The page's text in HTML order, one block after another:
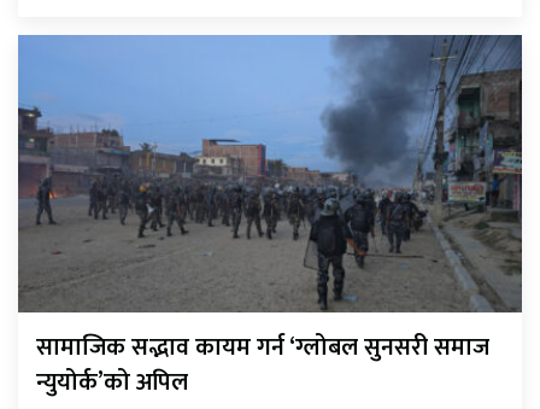
सामाजिक सद्भाव कायम गर्न ‘ग्लोबल सुनसरी समाज
न्युयोर्क’को अपिल